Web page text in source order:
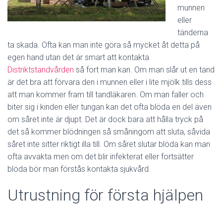
munnen
eller
tänderna
ta skada. Ofta kan man inte göra så mycket åt detta på
egen hand utan det är smart att kontakta
Distriktstandvården så fort man kan. Om man slår ut en tand
är det bra att förvara den i munnen eller i lite mjölk tills dess
att man kommer fram till tandläkaren. Om man faller och
biter sig i kinden eller tungan kan det ofta blöda en del även
om såret inte är djupt. Det är dock bara att hålla tryck på
det så kommer blödningen så småningom att sluta, såvida
såret inte sitter riktigt illa till. Om såret slutar blöda kan man
ofta avvakta men om det blir infekterat eller fortsätter
blöda bör man förstås kontakta sjukvård.
Utrustning för första hjälpen